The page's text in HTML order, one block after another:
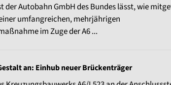
der Autobahn GmbH des Bundes lässt, wie
umfangreichen, mehrjährigen
im Zuge der A6 ...
an: Einhub neuer Brückenträger